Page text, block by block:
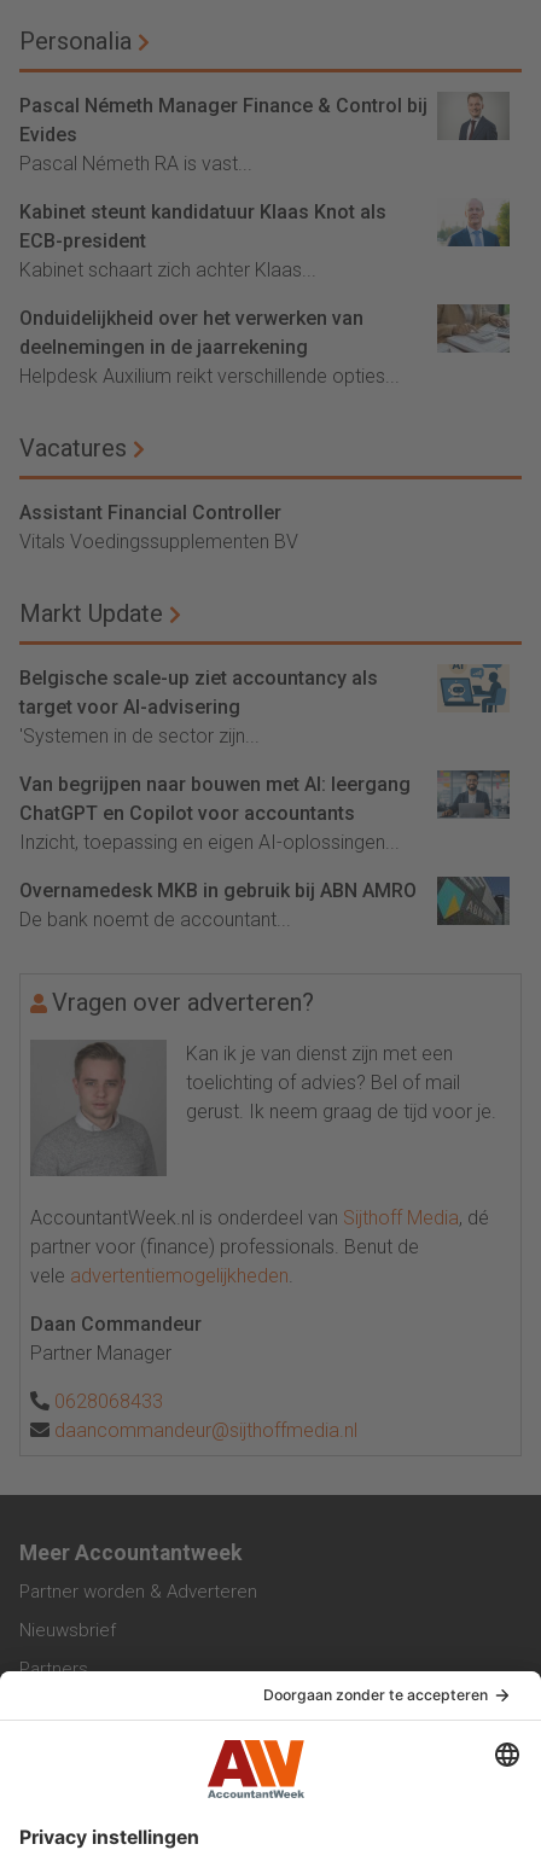
Personalia
Pascal Németh Manager Finance & Control bij
Evides
Pascal Németh RA is vast...
Kabinet steunt kandidatuur Klaas Knot als
ECB-president
Kabinet schaart zich achter Klaas...
Onduidelijkheid over het verwerken van
deelnemingen in de jaarrekening
Helpdesk Auxilium reikt verschillende opties...
Vacatures
Assistant Financial Controller
Vitals Voedingssupplementen BV
Markt Update
Belgische scale-up ziet accountancy als
target voor AI-advisering
'Systemen in de sector zijn...
Van begrijpen naar bouwen met AI: leergang
ChatGPT en Copilot voor accountants
Inzicht, toepassing en eigen AI-oplossingen...
Overnamedesk MKB in gebruik bij ABN AMRO
De bank noemt de accountant...
Vragen over adverteren?
Kan ik je van dienst zijn met een
toelichting of advies? Bel of mail
gerust. Ik neem graag de tijd voor je.
AccountantWeek.nl is onderdeel van Sijthoff Media, dé
partner voor (finance) professionals. Benut de
vele advertentiemogelijkheden.
Daan Commandeur
Partner Manager
0628068433
daancommandeur@sijthoffmedia.nl
Meer Accountantweek
Partner worden & Adverteren
Nieuwsbrief
Partners